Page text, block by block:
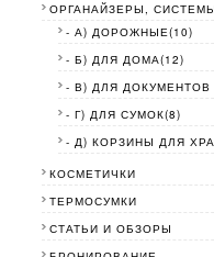
ОРГАНАЙЗЕРЫ,
- А) ДОРОЖНЫЕ(10)
- Б) ДЛЯ ДОМА(12)
- В) ДЛЯ ДОКУМЕНТОВ
- Г) ДЛЯ СУМОК(8)
- Д) КОРЗИНЫ ДЛЯ
КОСМЕТИЧКИ
ТЕРМОСУМКИ
СТАТЬИ И ОБЗОРЫ